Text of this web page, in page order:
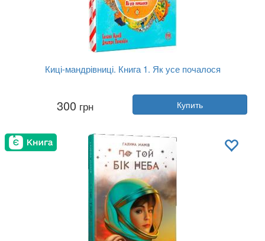
Киці-мандрівниці. Книга 1. Як усе почалося
Галина Манив
Издательство:РМ
Язык:Украинский
300 грн Купить